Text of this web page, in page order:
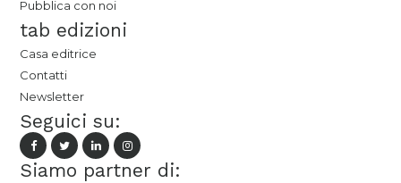
Pubblica con noi
tab edizioni
Casa editrice
Contatti
Newsletter
Seguici su:
Siamo partner di: